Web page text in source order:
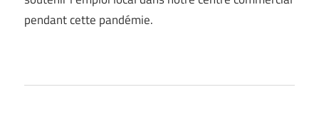
pendant cette pandémie.